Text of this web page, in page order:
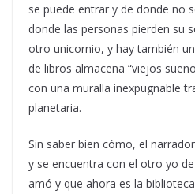
se puede entrar y de donde no
donde las personas pierden su
otro unicornio, y hay también
de libros almacena “viejos
con una muralla inexpugnable
planetaria.
Sin saber bien cómo, el
y se encuentra con el otro yo
amó y que ahora es la